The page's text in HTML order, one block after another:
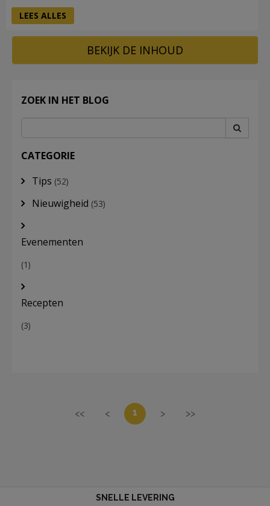
LEES ALLES
BEKIJK DE INHOUD
ZOEK IN HET BLOG
CATEGORIE
Tips (52)
Nieuwigheid (53)
Evenementen
(1)
Recepten
(3)
<< < 1 > >>
SNELLE LEVERING